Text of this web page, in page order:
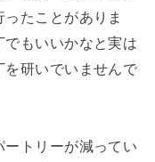
たことがありま
もいいかなと実は
を研いでいませんで
ートリーが減ってい